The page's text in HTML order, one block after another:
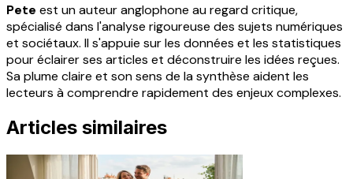
Pete est un auteur anglophone au regard critique,
spécialisé dans l'analyse rigoureuse des sujets numériques
et sociétaux. Il s'appuie sur les données et les statistiques
pour éclairer ses articles et déconstruire les idées reçues.
Sa plume claire et son sens de la synthèse aident les
lecteurs à comprendre rapidement des enjeux complexes.
Articles similaires